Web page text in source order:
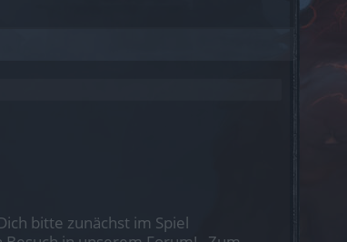
bitte zunächst im Spiel